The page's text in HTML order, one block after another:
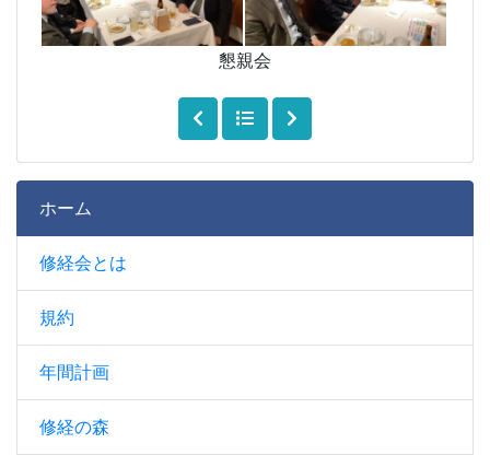
懇親会
ホーム
修経会とは
規約
年間計画
修経の森